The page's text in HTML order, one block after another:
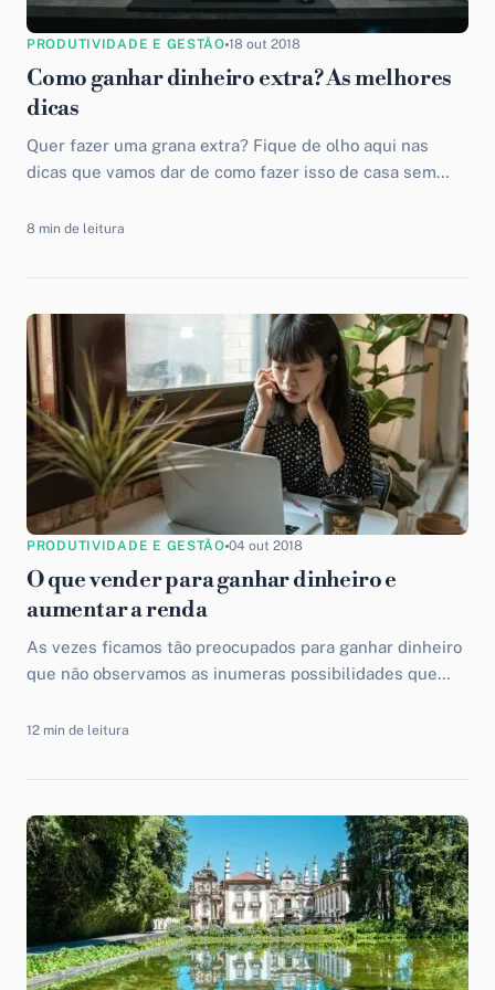
PRODUTIVIDADE E GESTÃO 18 out 2018
Como ganhar dinheiro extra? As melhores
dicas
Quer fazer uma grana extra? Fique de olho aqui nas
dicas que vamos dar de como fazer isso de casa sem
8 min de leitura
PRODUTIVIDADE E GESTÃO 04 out 2018
O que vender para ganhar dinheiro e
aumentar a renda
As vezes ficamos tão preocupados para ganhar dinheiro
que não observamos as inumeras possibilidades que
vender para ganhar dinheiro e aumentar a renda.
12 min de leitura